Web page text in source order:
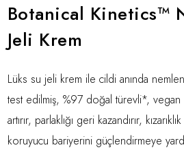
Botanical Kinetics™
Jeli Krem
Lüks su jeli krem ile cildi anında
test edilmiş, %97 doğal türevli*,
artırır, parlaklığı geri kazandırır,
koruyucu bariyerini güçlendirmeye